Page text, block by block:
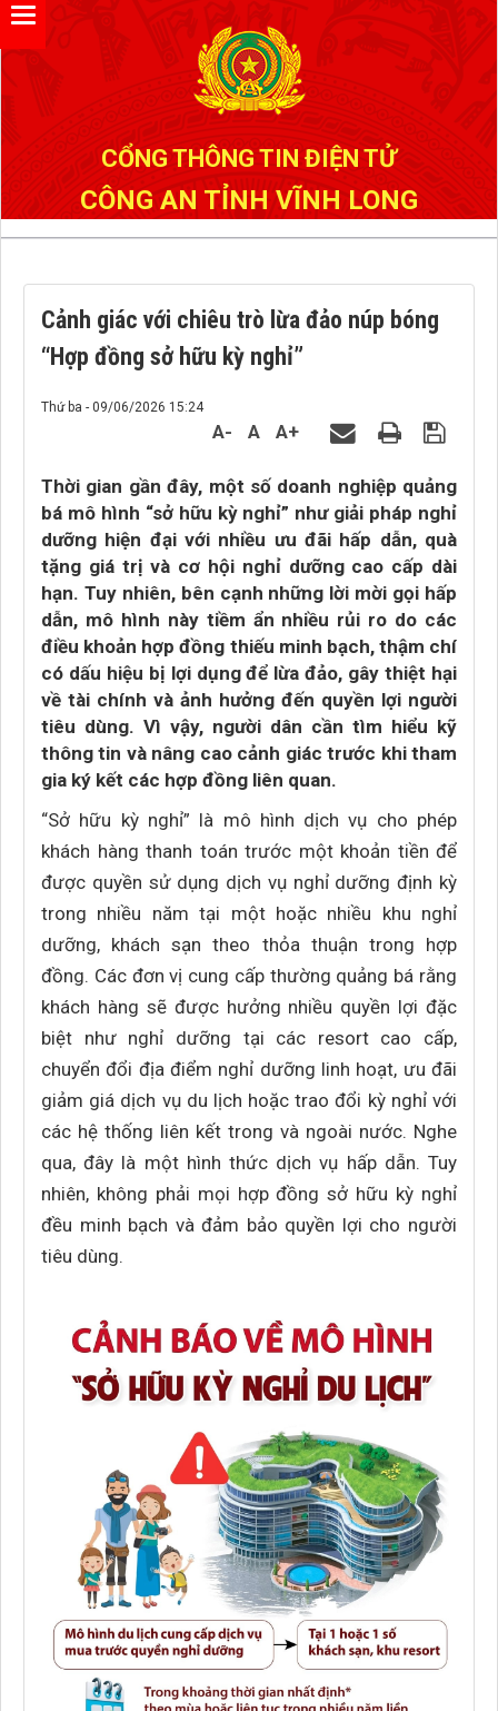
CỔNG THÔNG TIN ĐIỆN TỬ
CÔNG AN TỈNH VĨNH LONG
Cảnh giác với chiêu trò lừa đảo núp bóng
“Hợp đồng sở hữu kỳ nghỉ”
Thứ ba - 09/06/2026 15:24
A- A A+
Thời gian gần đây, một số doanh nghiệp quảng
bá mô hình “sở hữu kỳ nghỉ” như giải pháp nghỉ
dưỡng hiện đại với nhiều ưu đãi hấp dẫn, quà
tặng giá trị và cơ hội nghỉ dưỡng cao cấp dài
hạn. Tuy nhiên, bên cạnh những lời mời gọi hấp
dẫn, mô hình này tiềm ẩn nhiều rủi ro do các
điều khoản hợp đồng thiếu minh bạch, thậm chí
có dấu hiệu bị lợi dụng để lừa đảo, gây thiệt hại
về tài chính và ảnh hưởng đến quyền lợi người
tiêu dùng. Vì vậy, người dân cần tìm hiểu kỹ
thông tin và nâng cao cảnh giác trước khi tham
gia ký kết các hợp đồng liên quan.
“Sở hữu kỳ nghỉ” là mô hình dịch vụ cho phép
khách hàng thanh toán trước một khoản tiền để
được quyền sử dụng dịch vụ nghỉ dưỡng định kỳ
trong nhiều năm tại một hoặc nhiều khu nghỉ
dưỡng, khách sạn theo thỏa thuận trong hợp
đồng. Các đơn vị cung cấp thường quảng bá rằng
khách hàng sẽ được hưởng nhiều quyền lợi đặc
biệt như nghỉ dưỡng tại các resort cao cấp,
chuyển đổi địa điểm nghỉ dưỡng linh hoạt, ưu đãi
giảm giá dịch vụ du lịch hoặc trao đổi kỳ nghỉ với
các hệ thống liên kết trong và ngoài nước. Nghe
qua, đây là một hình thức dịch vụ hấp dẫn. Tuy
nhiên, không phải mọi hợp đồng sở hữu kỳ nghỉ
đều minh bạch và đảm bảo quyền lợi cho người
tiêu dùng.